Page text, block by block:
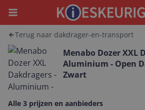
Menu
Terug naar dakdrager-en-transport
Menabo Dozer XXL
Aluminium - Open
Zwart
Alle 3 prijzen en aanbieders